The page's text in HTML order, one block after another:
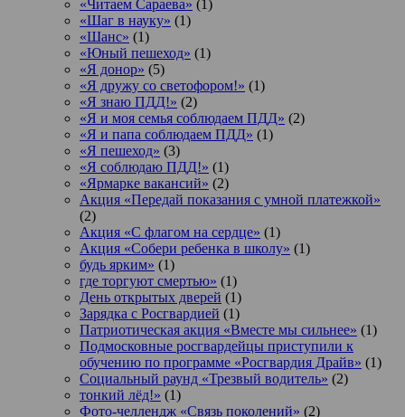
«Читаем Сараева» (1)
«Шаг в науку» (1)
«Шанс» (1)
«Юный пешеход» (1)
«Я донор» (5)
«Я дружу со светофором!» (1)
«Я знаю ПДД!» (2)
«Я и моя семья соблюдаем ПДД» (2)
«Я и папа соблюдаем ПДД» (1)
«Я пешеход» (3)
«Я соблюдаю ПДД!» (1)
«Ярмарке вакансий» (2)
Акция «Передай показания с умной платежкой»
(2)
Акция «С флагом на сердце» (1)
Акция «Собери ребенка в школу» (1)
будь ярким» (1)
где торгуют смертью» (1)
День открытых дверей (1)
Зарядка с Росгвардией (1)
Патриотическая акция «Вместе мы сильнее» (1)
Подмосковные росгвардейцы приступили к
обучению по программе «Росгвардия Драйв» (1)
Социальный раунд «Трезвый водитель» (2)
тонкий лёд!» (1)
Фото-челлендж «Связь поколений» (2)